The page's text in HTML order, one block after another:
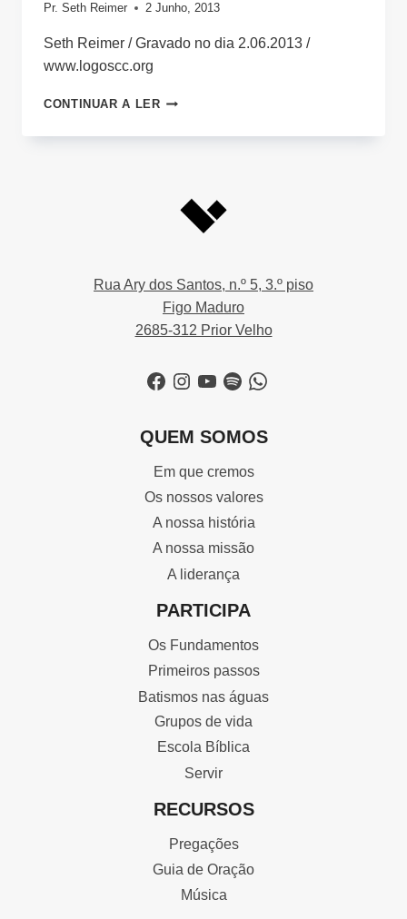
Pr. Seth Reimer 2 Junho, 2013
Seth Reimer / Gravado no dia 2.06.2013 /
www.logoscc.org
CONTINUAR A LERTRÊS
Rua Ary dos Santos, n.º 5, 3.º piso
Figo Maduro
2685-312 Prior Velho
Facebook
Instagram
YouTube
SpotifyWhatsApp
QUEM SOMOS
Em que cremos
Os nossos valores
A nossa história
A nossa missão
A liderança
PARTICIPA
Os Fundamentos
Primeiros passos
Batismos nas águas
Grupos de vida
Escola Bíblica
Servir
RECURSOS
Pregações
Guia de Oração
Música